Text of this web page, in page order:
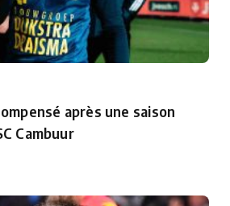
après une saison
Cambuur